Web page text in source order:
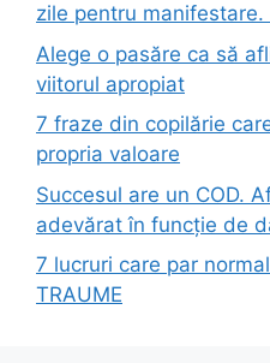
zile pentru
Alege o pasăre ca să
viitorul apropiat
7 fraze din copilărie
propria valoare
Succesul are un COD.
adevărat în funcție de
7 lucruri care par
TRAUME